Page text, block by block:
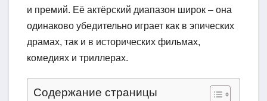
и премий. Её актёрский диапазон широк – она
одинаково убедительно играет как в эпических
драмах, так и в исторических фильмах,
комедиях и триллерах.
Содержание страницы